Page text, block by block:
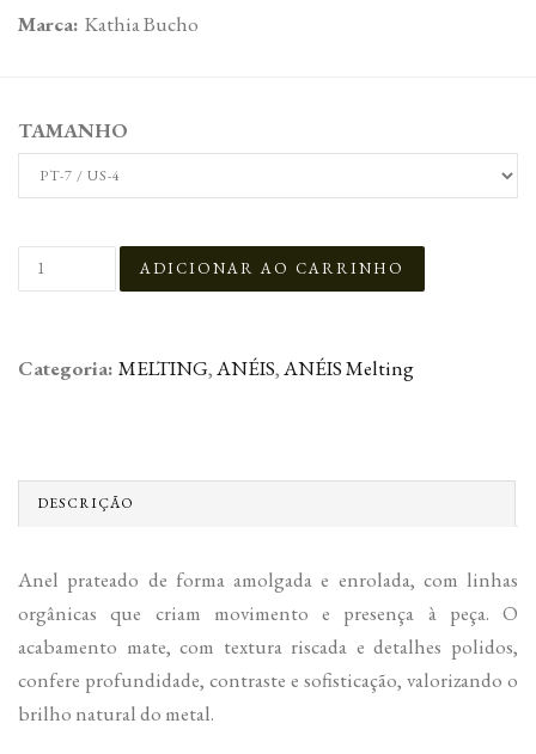
Marca: Kathia Bucho
TAMANHO
Categoria: MELTING,ANÉIS,ANÉIS Melting
DESCRIÇÃO
Anel prateado de forma amolgada e enrolada, com linhas
orgânicas que criam movimento e presença à peça. O
acabamento mate, com textura riscada e detalhes polidos,
confere profundidade, contraste e sofisticação, valorizando o
brilho natural do metal.